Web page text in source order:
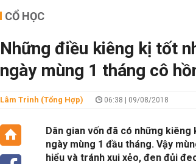
CỔ HỌC
Những điều kiêng kị tốt
ngày mùng 1 tháng cô
Lâm Trinh (Tổng Hợp) 06:38 | 09/08/2018
Dân gian vốn đã có những
ngày mùng 1 đầu tháng. Vậy
hiểu và tránh xui xẻo, đen đủi